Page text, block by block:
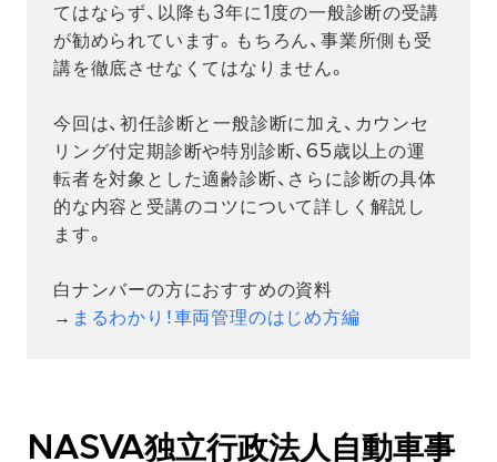
てはならず、以降も3年に1度の一般診断の受講
が勧められています。もちろん、事業所側も受
講を徹底させなくてはなりません。
今回は、初任診断と一般診断に加え、カウンセ
リング付定期診断や特別診断、65歳以上の運
転者を対象とした適齢診断、さらに診断の具体
的な内容と受講のコツについて詳しく解説し
ます。
白ナンバーの方におすすめの資料
→ まるわかり！車両管理のはじめ方編
NASVA独立行政法人自動車事